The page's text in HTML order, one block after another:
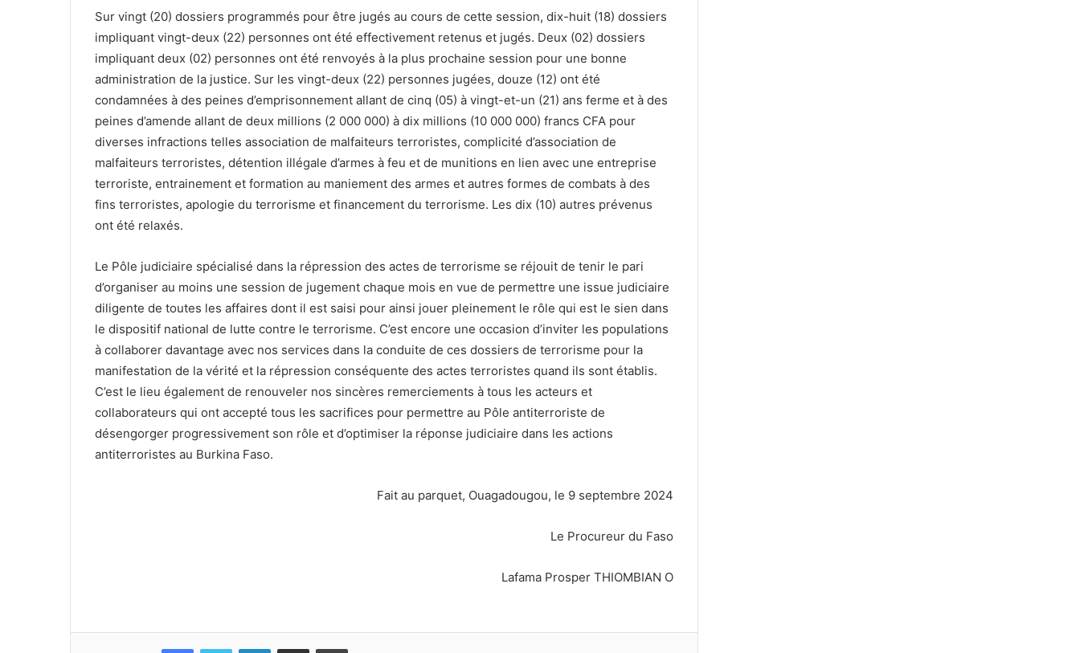
Sur vingt (20) dossiers programmés pour être jugés au cours de cette session, dix-huit (18) dossiers
impliquant vingt-deux (22) personnes ont été effectivement retenus et jugés. Deux (02) dossiers
impliquant deux (02) personnes ont été renvoyés à la plus prochaine session pour une bonne
administration de la justice. Sur les vingt-deux (22) personnes jugées, douze (12) ont été
condamnées à des peines d’emprisonnement allant de cinq (05) à vingt-et-un (21) ans ferme et à des
peines d’amende allant de deux millions (2 000 000) à dix millions (10 000 000) francs CFA pour
diverses infractions telles association de malfaiteurs terroristes, complicité d’association de
malfaiteurs terroristes, détention illégale d’armes à feu et de munitions en lien avec une entreprise
terroriste, entrainement et formation au maniement des armes et autres formes de combats à des
fins terroristes, apologie du terrorisme et financement du terrorisme. Les dix (10) autres prévenus
ont été relaxés.
Le Pôle judiciaire spécialisé dans la répression des actes de terrorisme se réjouit de tenir le pari
d’organiser au moins une session de jugement chaque mois en vue de permettre une issue judiciaire
diligente de toutes les affaires dont il est saisi pour ainsi jouer pleinement le rôle qui est le sien dans
le dispositif national de lutte contre le terrorisme. C’est encore une occasion d’inviter les populations
à collaborer davantage avec nos services dans la conduite de ces dossiers de terrorisme pour la
manifestation de la vérité et la répression conséquente des actes terroristes quand ils sont établis.
C’est le lieu également de renouveler nos sincères remerciements à tous les acteurs et
collaborateurs qui ont accepté tous les sacrifices pour permettre au Pôle antiterroriste de
désengorger progressivement son rôle et d’optimiser la réponse judiciaire dans les actions
antiterroristes au Burkina Faso.
Fait au parquet, Ouagadougou, le 9 septembre 2024
Le Procureur du Faso
Lafama Prosper THIOMBIAN O
FacebookTwitter LinkedinPartager par email Imprimer